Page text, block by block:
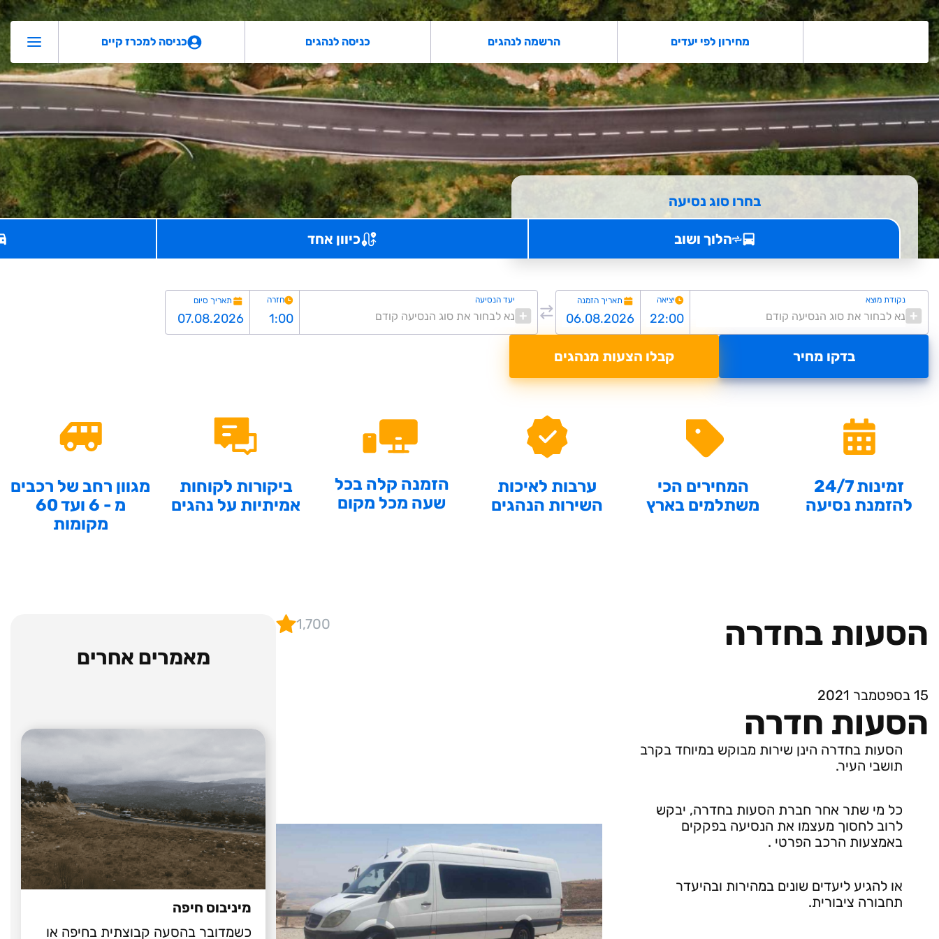
מחירון לפי יעדים הרשמה לנהגים כניסה לנהגים כניסה למכרז קיים
בחרו סוג נסיעה
הלוך ושוב כיוון אחד
נא לבחור את סוג הנסיעה קודם
נקודת מוצא יציאה תאריך הזמנה
נא לבחור את סוג הנסיעה קודם
יעד הנסיעה חזרה תאריך סיום
בדקו מחיר קבלו הצעות מנהגים
זמינות 24/7
להזמנת נסיעה
המחירים הכי
משתלמים בארץ
ערבות לאיכות
השירות הנהגים
הזמנה קלה בכל
שעה מכל מקום
ביקורות לקוחות
אמיתיות על נהגים
מגוון רחב של רכבים
מ - 6 ועד 60
מקומות
הסעות בחדרה 1,700
15 בספטמבר 2021
הסעות חדרה
הסעות בחדרה הינן שירות מבוקש במיוחד בקרב
תושבי העיר.
כל מי שתר אחר חברת הסעות בחדרה, יבקש
לרוב לחסוך מעצמו את הנסיעה בפקקים
באמצעות הרכב הפרטי .
או להגיע ליעדים שונים במהירות ובהיעדר
תחבורה ציבורית.
מאמרים אחרים
מיניבוס חיפה
כשמדובר בהסעה קבוצתית בחיפה או